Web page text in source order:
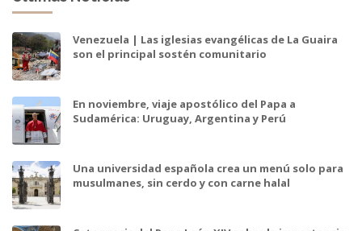
Venezuela | Las iglesias evangélicas de La Guaira
son el principal sostén comunitario
En noviembre, viaje apostólico del Papa a
Sudamérica: Uruguay, Argentina y Perú
Una universidad española crea un menú solo para
musulmanes, sin cerdo y con carne halal